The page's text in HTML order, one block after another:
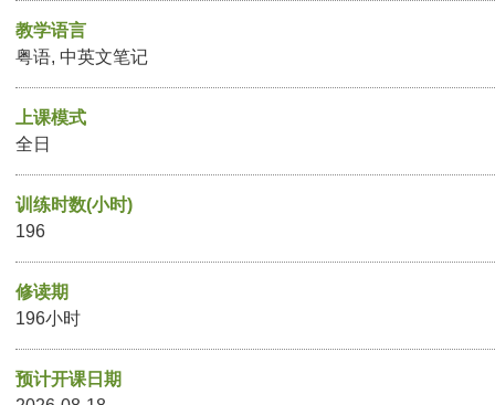
教学语言
粤语, 中英文笔记
上课模式
全日
训练时数(小时)
196
修读期
196小时
预计开课日期